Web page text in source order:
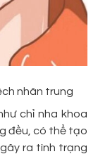
nhân trung
chỉ nha khoa
đều, có thể tạo
ra tình trạng